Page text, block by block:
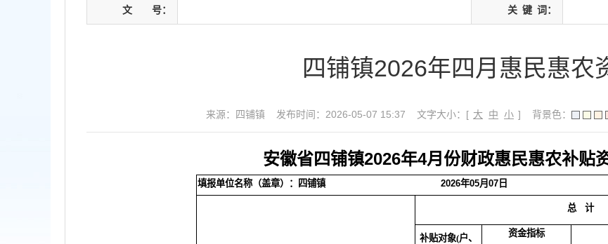
文 号： 关 键 词：
四铺镇2026年四月惠民惠农
来源：四铺镇 发布时间：2026-05-07 15:37 文字大小：[ 大 中 小 ] 背景色：
安徽省四铺镇2026年4月份财政惠民惠农补贴
填报单位名称（盖章）：四铺镇 2026年05月07日
总 计
补贴对象(户、
资金指标